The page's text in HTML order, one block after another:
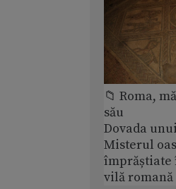
📁 Roma,
său
Dovada
Misterul
împrăștiate
vilă romană